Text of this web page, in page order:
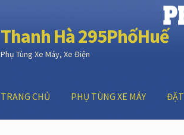
Đi
đến
Điều
Chuyển
đến
nội
Thanh Hà 295PhốHuế
Phụ Tùng Xe Máy, Xe Điện
TRANG CHỦ PHỤ TÙNG XE MÁY